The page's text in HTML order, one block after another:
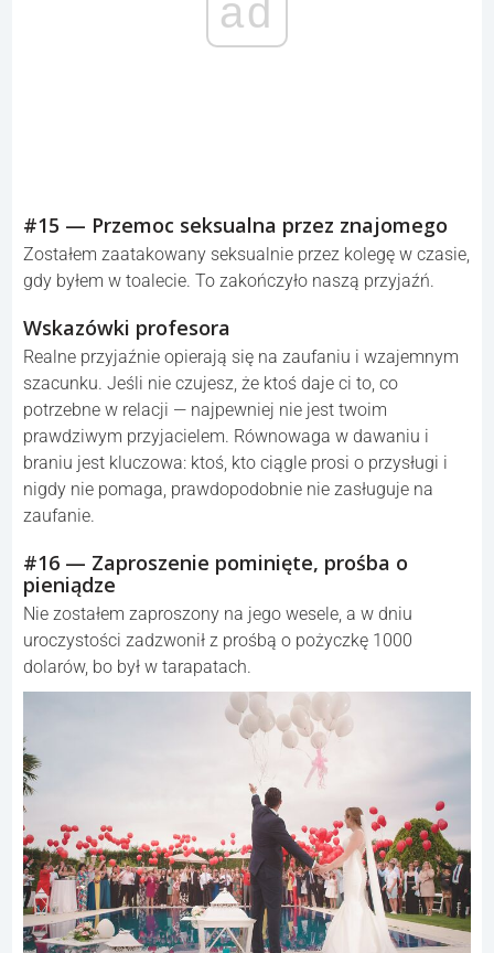
ad
#15 — Przemoc seksualna przez znajomego
Zostałem zaatakowany seksualnie przez kolegę w czasie,
gdy byłem w toalecie. To zakończyło naszą przyjaźń.
Wskazówki profesora
Realne przyjaźnie opierają się na zaufaniu i wzajemnym
szacunku. Jeśli nie czujesz, że ktoś daje ci to, co
potrzebne w relacji — najpewniej nie jest twoim
prawdziwym przyjacielem. Równowaga w dawaniu i
braniu jest kluczowa: ktoś, kto ciągle prosi o przysługi i
nigdy nie pomaga, prawdopodobnie nie zasługuje na
zaufanie.
#16 — Zaproszenie pominięte, prośba o
pieniądze
Nie zostałem zaproszony na jego wesele, a w dniu
uroczystości zadzwonił z prośbą o pożyczkę 1000
dolarów, bo był w tarapatach.